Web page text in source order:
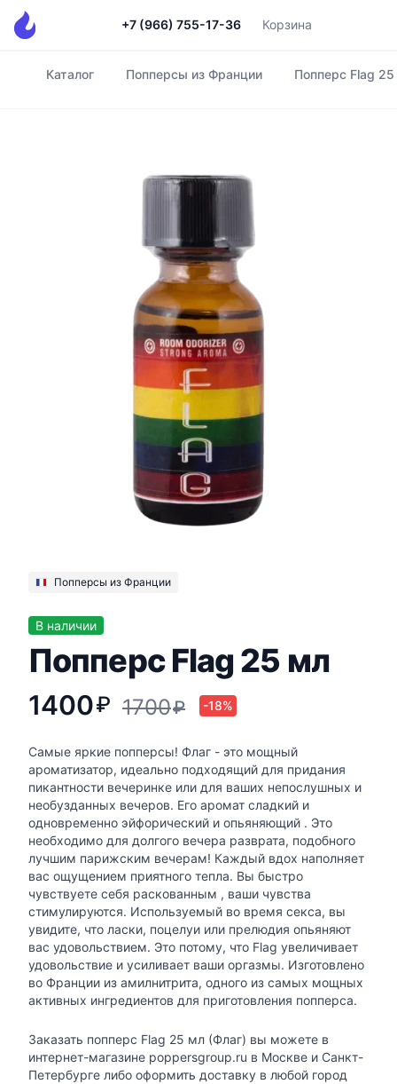
+7 (966) 755-17-36 Корзина
Главная
Каталог Попперсы из Франции Попперс Flag
Попперсы из Франции
В наличии
Попперс Flag 25 мл
1400₽ 1700₽ -18%
Самые яркие попперсы! Флаг - это мощный
ароматизатор, идеально подходящий для придания
пикантности вечеринке или для ваших непослушных и
необузданных вечеров. Его аромат сладкий и
одновременно эйфорический и опьяняющий . Это
необходимо для долгого вечера разврата, подобного
лучшим парижским вечерам! Каждый вдох наполняет
вас ощущением приятного тепла. Вы быстро
чувствуете себя раскованным , ваши чувства
стимулируются. Используемый во время секса, вы
увидите, что ласки, поцелуи или прелюдия опьяняют
вас удовольствием. Это потому, что Flag увеличивает
удовольствие и усиливает ваши оргазмы. Изготовлено
во Франции из амилнитрита, одного из самых мощных
активных ингредиентов для приготовления попперса.
Заказать попперс Flag 25 мл (Флаг) вы можете в
интернет-магазине poppersgroup.ru в Москве и Санкт-
Петербурге либо оформить доставку в любой город